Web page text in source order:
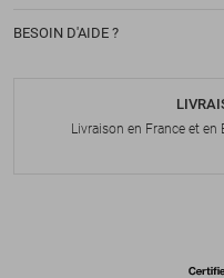
BESOIN D'AIDE ?
Livraison en France et